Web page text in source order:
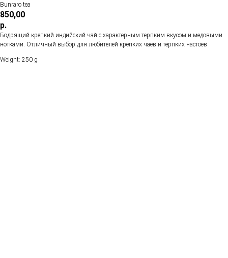
Bunraro tea
850,00
р.
Бодрящий крепкий индийский чай с характерным терпким вкусом и медовыми
нотками. Отличный выбор для любителей крепких чаев и терпких настоев
Weight: 250 g